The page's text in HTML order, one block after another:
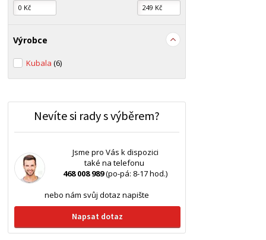
Výrobce
Kubala(6)
Nevíte si rady s výběrem?
Jsme pro Vás k dispozici
také na telefonu
468 008 989(po-pá: 8-17 hod.)
nebo nám svůj dotaz napište
Napsat dotaz